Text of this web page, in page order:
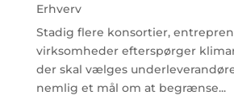
Erhverv
Stadig flere konsortier,
virksomheder efterspørger
der skal vælges
nemlig et mål om at begrænse...